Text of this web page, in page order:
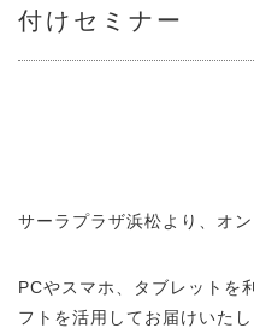
付けセミナー
サーラプラザ浜松より、オ
PCやスマホ、タブレットを
フトを活用してお届けいたし